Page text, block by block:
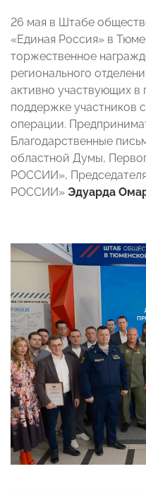
26 мая в Штабе
«Единая Россия» в
торжественное
регионального
активно участвующих в
поддержке участников
операции.
Благодарственные
областной Думы,
РОССИИ»,
РОССИИ» Эдуарда